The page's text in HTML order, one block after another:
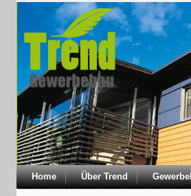
Home Über Trend